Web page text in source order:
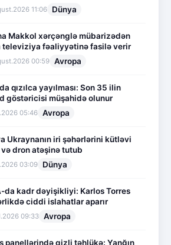
11:06 Dünya
Makkol xərçənglə mübarizədən
televiziya fəaliyyətinə fasilə verir
00:59 Avropa
qızılca yayılması: Son 35 ilin
göstəricisi müşahidə olunur
05:46 Avropa
Ukraynanın iri şəhərlərini kütləvi
dron atəşinə tutub
03:09 Dünya
da kadr dəyişikliyi: Karlos Torres
ciddi islahatlar aparır
09:33 Avropa
panellərində gizli təhlükə: Yanğın